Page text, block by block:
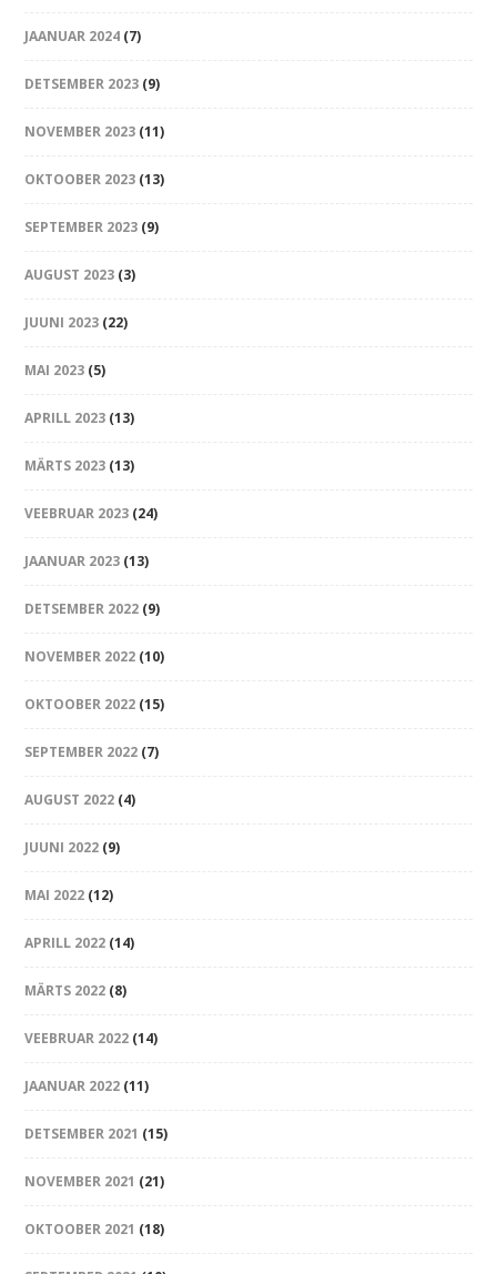
JAANUAR 2024 (7)
DETSEMBER 2023 (9)
NOVEMBER 2023 (11)
OKTOOBER 2023 (13)
SEPTEMBER 2023 (9)
AUGUST 2023 (3)
JUUNI 2023 (22)
MAI 2023 (5)
APRILL 2023 (13)
MÄRTS 2023 (13)
VEEBRUAR 2023 (24)
JAANUAR 2023 (13)
DETSEMBER 2022 (9)
NOVEMBER 2022 (10)
OKTOOBER 2022 (15)
SEPTEMBER 2022 (7)
AUGUST 2022 (4)
JUUNI 2022 (9)
MAI 2022 (12)
APRILL 2022 (14)
MÄRTS 2022 (8)
VEEBRUAR 2022 (14)
JAANUAR 2022 (11)
DETSEMBER 2021 (15)
NOVEMBER 2021 (21)
OKTOOBER 2021 (18)